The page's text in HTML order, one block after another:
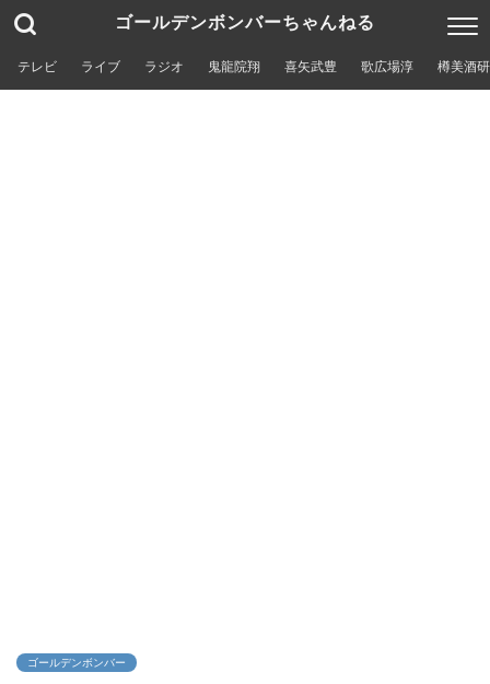
ゴールデンボンバーちゃんねる
テレビ ライブ ラジオ 鬼龍院翔 喜矢武豊 歌広場淳 樽美酒
ゴールデンボンバー